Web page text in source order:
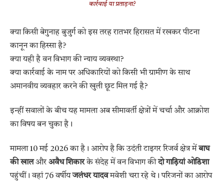
कार्रवाई या प्रताड़ना?
क्या किसी बेगुनाह बुजुर्ग को इस तरह रातभर हिरासत में रखकर पीटना
कानून का हिस्सा है?
क्या यही है वन विभाग की न्याय व्यवस्था?
क्या कार्रवाई के नाम पर अधिकारियों को किसी भी ग्रामीण के साथ
अमानवीय व्यवहार करने की खुली छूट मिल गई है?
इन्हीं सवालों के बीच यह मामला अब सीमावर्ती क्षेत्रों में चर्चा और आक्रोश
का विषय बन चुका है।
मामला 10 मई 2026 का है। आरोप है कि उदंती टाइगर रिजर्व क्षेत्र मेंबाघ
की खालऔरअवैध शिकारके संदेह में वन विभाग कीदो गाड़ियां ओडिशा
पहुंचीं। वहां 76 वर्षीयजलंधर यादवमवेशी चरा रहे थे। परिजनों का आरोप